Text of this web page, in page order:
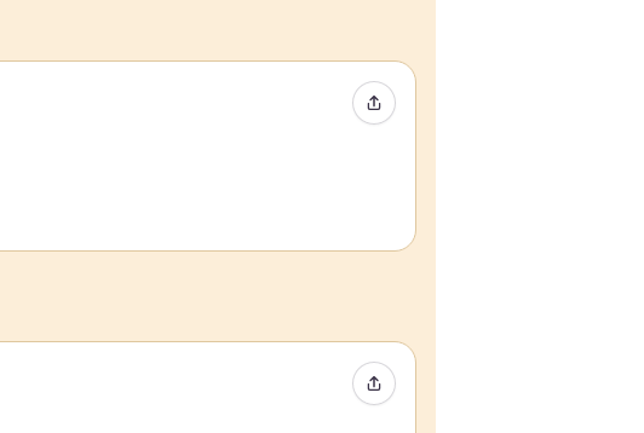
イベントをシェア
イベントをシェア